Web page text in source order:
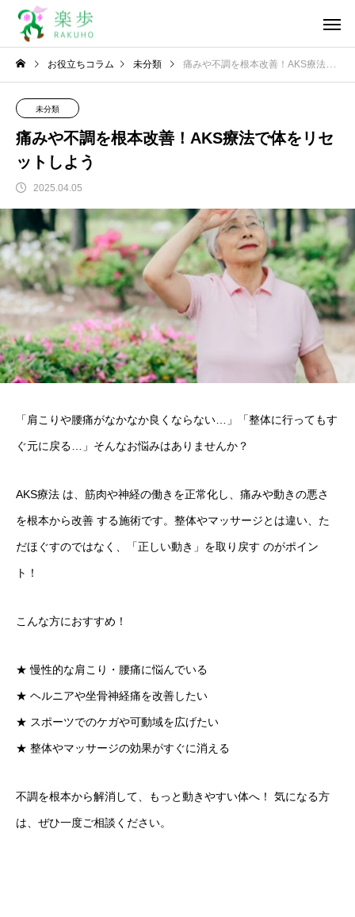
お役立ちコラム 未分類 痛みや不調を根本改善！AKS療法で体をリセットしよう
未分類
痛みや不調を根本改善！AKS療法で体をリセ
ットしよう
2025.04.05
「肩こりや腰痛がなかなか良くならない…」「整体に行ってもす
ぐ元に戻る…」そんなお悩みはありませんか？
AKS療法 は、筋肉や神経の働きを正常化し、痛みや動きの悪さ
を根本から改善 する施術です。整体やマッサージとは違い、た
だほぐすのではなく、「正しい動き」を取り戻す のがポイン
ト！
こんな方におすすめ！
★ 慢性的な肩こり・腰痛に悩んでいる
★ ヘルニアや坐骨神経痛を改善したい
★ スポーツでのケガや可動域を広げたい
★ 整体やマッサージの効果がすぐに消える
不調を根本から解消して、もっと動きやすい体へ！ 気になる方
は、ぜひ一度ご相談ください。